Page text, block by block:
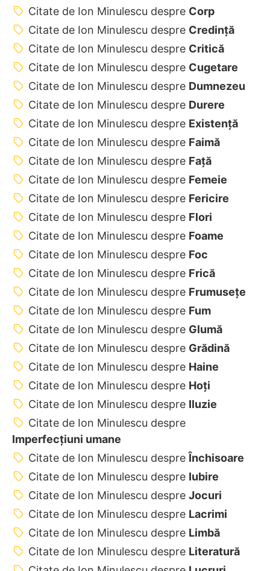
Citate de Ion Minulescu despre Corp
Citate de Ion Minulescu despre Credință
Citate de Ion Minulescu despre Critică
Citate de Ion Minulescu despre Cugetare
Citate de Ion Minulescu despre Dumnezeu
Citate de Ion Minulescu despre Durere
Citate de Ion Minulescu despre Existență
Citate de Ion Minulescu despre Faimă
Citate de Ion Minulescu despre Față
Citate de Ion Minulescu despre Femeie
Citate de Ion Minulescu despre Fericire
Citate de Ion Minulescu despre Flori
Citate de Ion Minulescu despre Foame
Citate de Ion Minulescu despre Foc
Citate de Ion Minulescu despre Frică
Citate de Ion Minulescu despre Frumusețe
Citate de Ion Minulescu despre Fum
Citate de Ion Minulescu despre Glumă
Citate de Ion Minulescu despre Grădină
Citate de Ion Minulescu despre Haine
Citate de Ion Minulescu despre Hoţi
Citate de Ion Minulescu despre Iluzie
Citate de Ion Minulescu despre
Imperfecțiuni umane
Citate de Ion Minulescu despreÎnchisoare
Citate de Ion Minulescu despre Iubire
Citate de Ion Minulescu despre Jocuri
Citate de Ion Minulescu despre Lacrimi
Citate de Ion Minulescu despre Limbă
Citate de Ion Minulescu despre Literatură